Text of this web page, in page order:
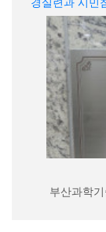
경실련과 시민
부산과학